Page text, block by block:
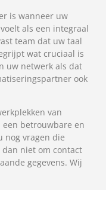
is wanneer uw
als een integraal
team dat uw taal
wat cruciaal is
uw netwerk als dat
ook
van
een betrouwbare en
nog vragen die
niet om contact
gegevens. Wij